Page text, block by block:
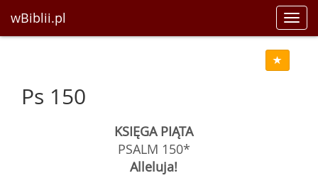
wBiblii.pl
Ps 150
KSIĘGA PIĄTA
PSALM 150*
Alleluja!